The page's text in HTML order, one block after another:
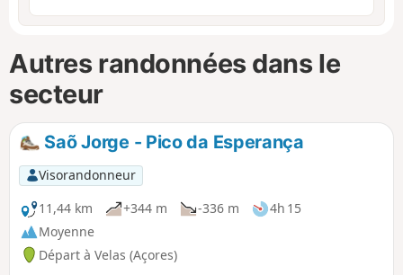
Autres randonnées dans le
secteur
Saõ Jorge - Pico da Esperança
Visorandonneur
11,44 km
+344 m -336 m
4h 15
Moyenne
Départ à Velas (Açores)